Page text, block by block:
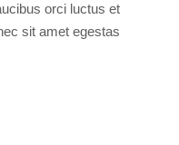
orci luctus et
sit amet egestas